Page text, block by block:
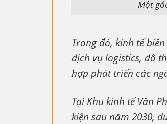
Một
Trong đó, kinh tế
dịch vụ logistics, đô
hợp phát triển các
Tại Khu kinh tế Vân
kiện sau năm 2030,